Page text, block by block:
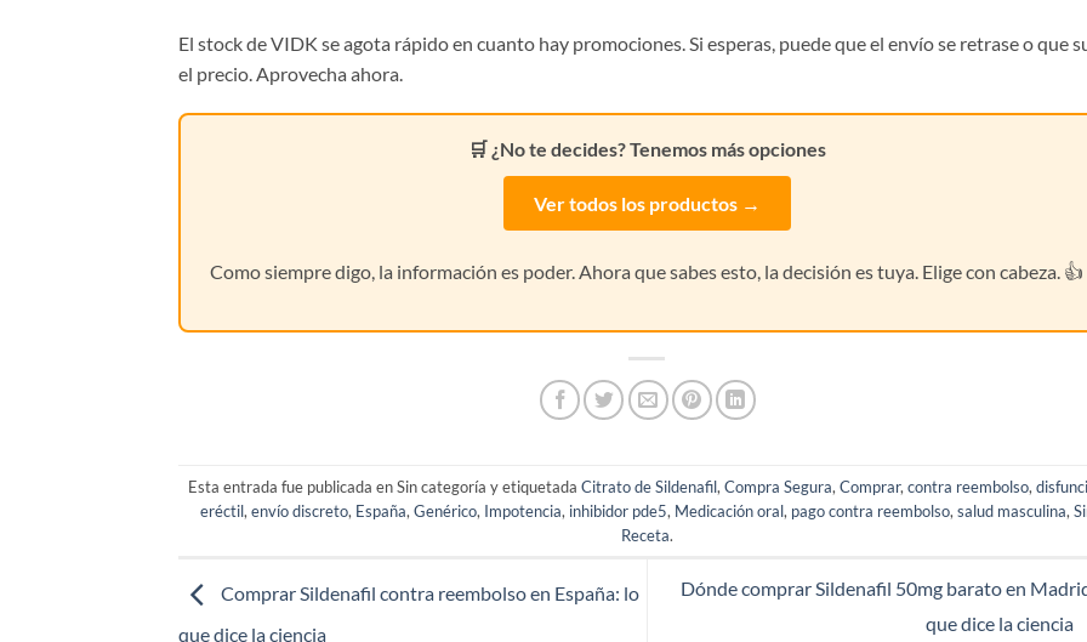
El stock de VIDK se agota rápido en cuanto hay promociones. Si esperas, puede que el envío se retrase o que
el precio. Aprovecha ahora.
🛒 ¿No te decides? Tenemos más opciones
Ver todos los productos →
Como siempre digo, la información es poder. Ahora que sabes esto, la decisión es tuya. Elige con cabeza. 👍
Esta entrada fue publicada en Sin categoría y etiquetadaCitrato de Sildenafil,Compra Segura,Comprar,contra reembolso,
eréctil, envío discreto, España, Genérico, Impotencia, inhibidor pde5, Medicación oral, pago contra reembolso, salud masculina,
Receta.
Comprar Sildenafil contra reembolso en España: lo
que dice la ciencia
Dónde comprar Sildenafil 50mg barato en
que dice la ciencia